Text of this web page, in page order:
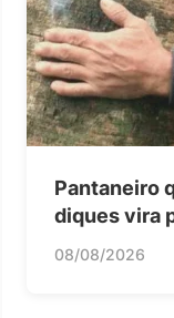
Pantaneiro
diques vira
08/08/2026